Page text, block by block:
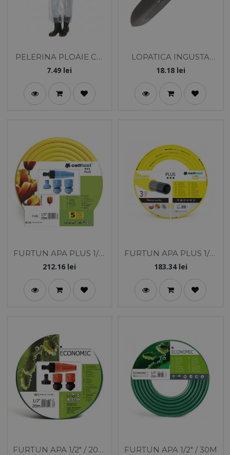
PELERINA PLOAIE CU
NASTURI - M-XL
7.49 lei
LOPATICA INGUSTA
DIN OTEL PENTRU
18.18lei
FURTUN APA PLUS 1/2"
/ 25M CU STROPITOR-
212.16 lei
FURTUN APA PLUS 1/2"
/ 25M
183.34lei
FURTUN APA 1/2" / 20M
FURTUN APA 1/2" / 30M